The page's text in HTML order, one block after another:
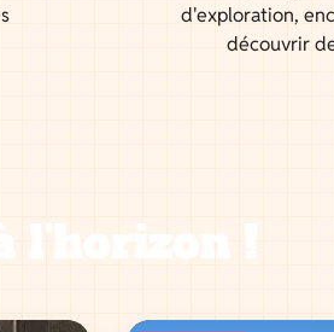
d'exploration,
découvrir
l'horizon !